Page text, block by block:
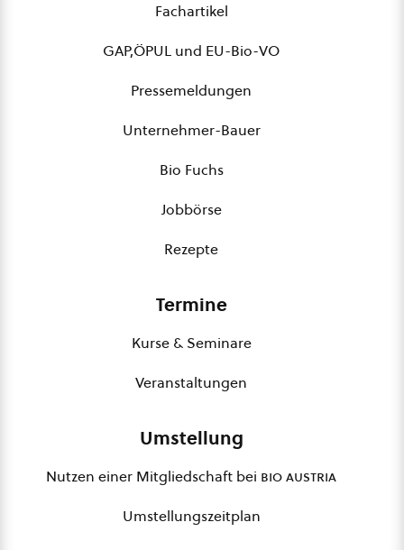
Fachartikel
GAP,ÖPUL und EU-Bio-VO
Pressemeldungen
Unternehmer-Bauer
Bio Fuchs
Jobbörse
Rezepte
Termine
Kurse & Seminare
Veranstaltungen
Umstellung
Nutzen einer Mitgliedschaft bei bio austria
Umstellungszeitplan